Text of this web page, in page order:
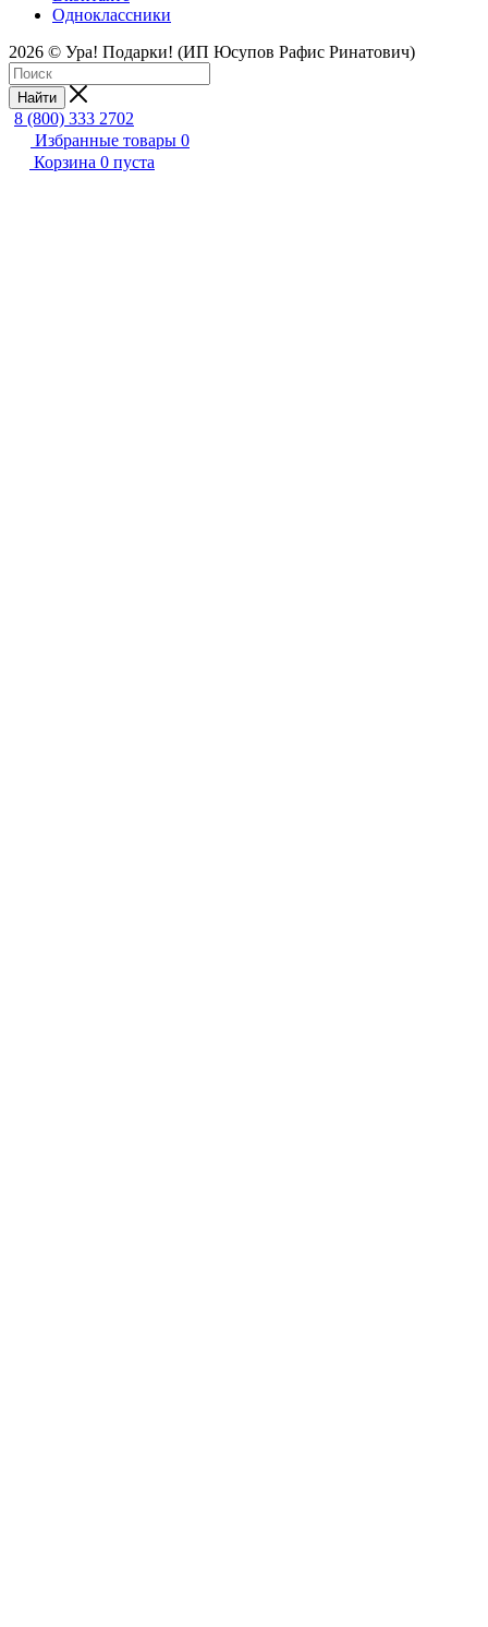
Одноклассники
2026 © Ура! Подарки! (ИП Юсупов Рафис Ринатович)
Найти
8 (800) 333 2702
Избранные товары 0
Корзина 0 пуста